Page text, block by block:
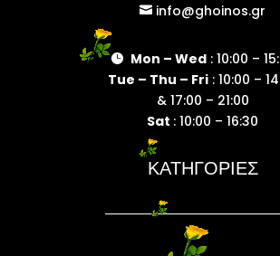
 info@ghoinos.gr
 Mon – Wed: 10:00 –
Tue – Thu – Fri: 10:00 –
& 17:00 – 21:00
Sat : 10:00 – 16:30
ΚΑΤΗΓΟΡΙΕΣ